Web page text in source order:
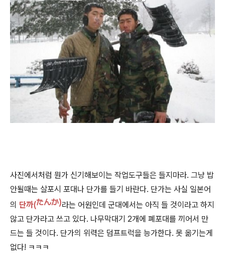
사진에서처럼 뭔가 신기해보이는 작업도구들은 들지마라. 그냥 밥
안될때는 살포시 포대나 단가를 들기 바란다. 단가는 사실 일본어
의 단까(たんか)라는 어원인데 군대에서는 아직 들 것이라고 하지
않고 단가라고 쓰고 있다. 나무막대기 2개에 폐포대를 끼어서 만
드는 들 것이다. 단가의 위력은 덤프트럭을 능가한다. 못 옮기는게
없다! ㅋㅋㅋ